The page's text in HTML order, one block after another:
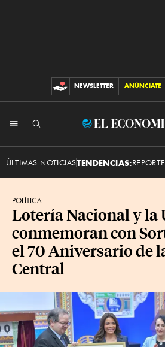
CONTRIBUCIONES
NEWSLETTER ANÚNCIATE
El
ÚLTIMAS NOTICIASTENDENCIAS:
POLÍTICA
Lotería Nacional y la
conmemoran con
el 70 Aniversario de
Central